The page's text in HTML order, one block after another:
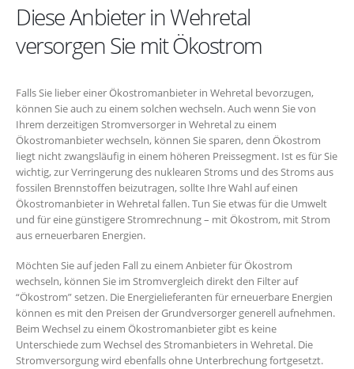
Diese Anbieter in Wehretal
versorgen Sie mit Ökostrom
Falls Sie lieber einer Ökostromanbieter in Wehretal bevorzugen,
können Sie auch zu einem solchen wechseln. Auch wenn Sie von
Ihrem derzeitigen Stromversorger in Wehretal zu einem
Ökostromanbieter wechseln, können Sie sparen, denn Ökostrom
liegt nicht zwangsläufig in einem höheren Preissegment. Ist es für Sie
wichtig, zur Verringerung des nuklearen Stroms und des Stroms aus
fossilen Brennstoffen beizutragen, sollte Ihre Wahl auf einen
Ökostromanbieter in Wehretal fallen. Tun Sie etwas für die Umwelt
und für eine günstigere Stromrechnung – mit Ökostrom, mit Strom
aus erneuerbaren Energien.
Möchten Sie auf jeden Fall zu einem Anbieter für Ökostrom
wechseln, können Sie im Stromvergleich direkt den Filter auf
“Ökostrom” setzen. Die Energielieferanten für erneuerbare Energien
können es mit den Preisen der Grundversorger generell aufnehmen.
Beim Wechsel zu einem Ökostromanbieter gibt es keine
Unterschiede zum Wechsel des Stromanbieters in Wehretal. Die
Stromversorgung wird ebenfalls ohne Unterbrechung fortgesetzt.